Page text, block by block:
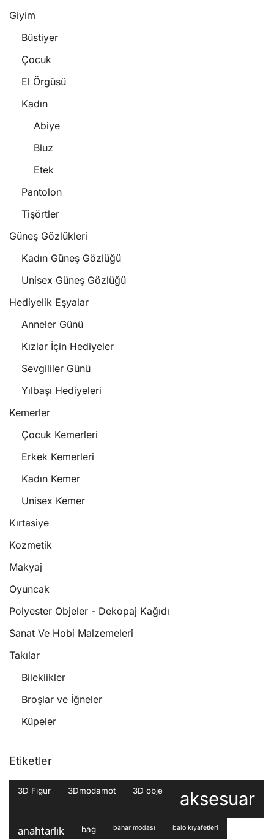
Giyim
Büstiyer
Çocuk
El Örgüsü
Kadın
Abiye
Bluz
Etek
Pantolon
Tişörtler
Güneş Gözlükleri
Kadın Güneş Gözlüğü
Unisex Güneş Gözlüğü
Hediyelik Eşyalar
Anneler Günü
Kızlar İçin Hediyeler
Sevgililer Günü
Yılbaşı Hediyeleri
Kemerler
Çocuk Kemerleri
Erkek Kemerleri
Kadın Kemer
Unisex Kemer
Kırtasiye
Kozmetik
Makyaj
Oyuncak
Polyester Objeler - Dekopaj Kağıdı
Sanat Ve Hobi Malzemeleri
Takılar
Bileklikler
Broşlar ve İğneler
Küpeler
Etiketler
3D Figur 3Dmodamot 3D obje aksesuar
anahtarlık bag bahar modası balo kıyafetleri